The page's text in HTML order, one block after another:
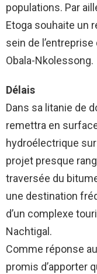
populations. Par
Etoga souhaite un
sein de
Obala-Nkolessong.
Délais
Dans sa litanie de
remettra en
hydroélectrique
projet presque
traversée du
une destination
d’un complexe
Nachtigal.
Comme réponse
promis d’apporter